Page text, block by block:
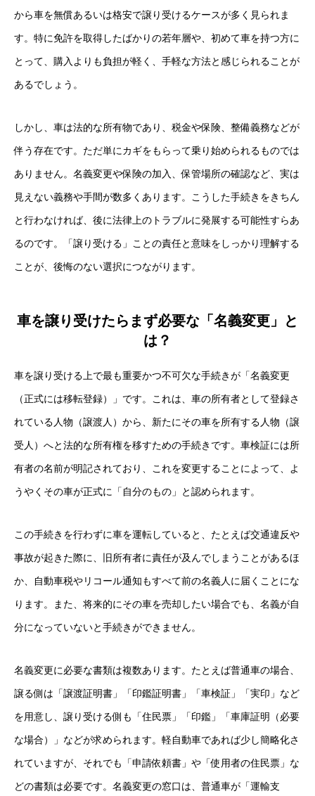
から車を無償あるいは格安で譲り受けるケースが多く見られま
す。特に免許を取得したばかりの若年層や、初めて車を持つ方に
とって、購入よりも負担が軽く、手軽な方法と感じられることが
あるでしょう。
しかし、車は法的な所有物であり、税金や保険、整備義務などが
伴う存在です。ただ単にカギをもらって乗り始められるものでは
ありません。名義変更や保険の加入、保管場所の確認など、実は
見えない義務や手間が数多くあります。こうした手続きをきちん
と行わなければ、後に法律上のトラブルに発展する可能性すらあ
るのです。「譲り受ける」ことの責任と意味をしっかり理解する
ことが、後悔のない選択につながります。
車を譲り受けたらまず必要な「名義変更」と
は？
車を譲り受ける上で最も重要かつ不可欠な手続きが「名義変更
（正式には移転登録）」です。これは、車の所有者として登録さ
れている人物（譲渡人）から、新たにその車を所有する人物（譲
受人）へと法的な所有権を移すための手続きです。車検証には所
有者の名前が明記されており、これを変更することによって、よ
うやくその車が正式に「自分のもの」と認められます。
この手続きを行わずに車を運転していると、たとえば交通違反や
事故が起きた際に、旧所有者に責任が及んでしまうことがあるほ
か、自動車税やリコール通知もすべて前の名義人に届くことにな
ります。また、将来的にその車を売却したい場合でも、名義が自
分になっていないと手続きができません。
名義変更に必要な書類は複数あります。たとえば普通車の場合、
譲る側は「譲渡証明書」「印鑑証明書」「車検証」「実印」など
を用意し、譲り受ける側も「住民票」「印鑑」「車庫証明（必要
な場合）」などが求められます。軽自動車であれば少し簡略化さ
れていますが、それでも「申請依頼書」や「使用者の住民票」な
どの書類は必要です。名義変更の窓口は、普通車が「運輸支